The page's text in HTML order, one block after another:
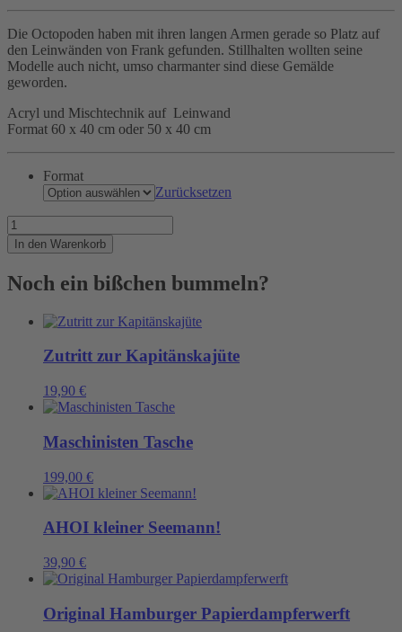
Die Octopoden haben mit ihren langen Armen gerade so Platz auf
den Leinwänden von Frank gefunden. Stillhalten wollten seine
Modelle auch nicht, umso charmanter sind diese Gemälde
geworden.
Acryl und Mischtechnik auf Leinwand
Format 60 x 40 cm oder 50 x 40 cm
Format
Zurücksetzen
Krake
auf
Leinwand
In den Warenkorb
Noch ein bißchen bummeln?
Zutritt zur Kapitänskajüte
19,90 €
Maschinisten Tasche
199,00 €
AHOI kleiner Seemann!
39,90 €
Original Hamburger Papierdampferwerft